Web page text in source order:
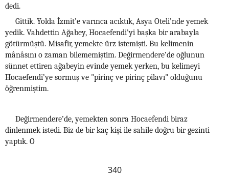
dedi.
Gittik. Yolda İzmit’e varınca acıktık, Asya Oteli’nde yemek
yedik. Vahdettin Ağabey, Hocaefendi’yi başka bir arabayla
götürmüştü. Misafir, yemekte ürz istemişti. Bu kelimenin
mânâsını o zaman bilememiştim. Değirmendere’de oğlunun
sünnet ettiren ağabeyin evinde yemek yerken, bu kelimeyi
Hocaefendi’ye sormuş ve "pirinç ve pirinç pilavı" olduğunu
öğrenmiştim.
Değirmendere’de, yemekten sonra Hocaefendi biraz
dinlenmek istedi. Biz de bir kaç kişi ile sahile doğru bir gezinti
yaptık. O
340